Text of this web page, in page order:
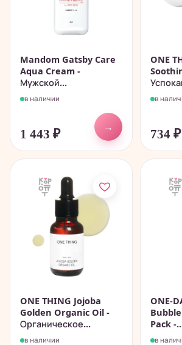
Mandom Gatsby Care
Aqua Cream -
Мужской...
в наличии
1 443 ₽
→
ONE
в
734 ₽
ONE THING Jojoba
Golden Organic Oil -
Органическое...
в наличии
ONE-
Pack -
в